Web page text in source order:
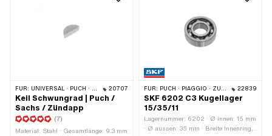
FÜR: UNIVERSAL · PUCH · SACHS · ZÜNDAPP BELMONDO · HERCULES · ZÜNDAPP 20707
Keil Schwungrad | Puch /
Sachs / Zündapp
(7)
Material: Stahl · Gesamtlänge: 9.3 mm
FÜR: PUCH · PIAGGIO · ZÜNDAPP BELMONDO · SOLEX · CILO · HERCULES 22839
SKF 6202 C3 Kugellager
15/35/11
Lagernummer: 6202 · Ø innen: 15 mm
· Ø aussen: 35 mm · Breite Innenring: